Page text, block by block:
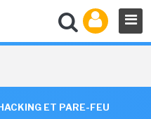
ET PARE-FEU